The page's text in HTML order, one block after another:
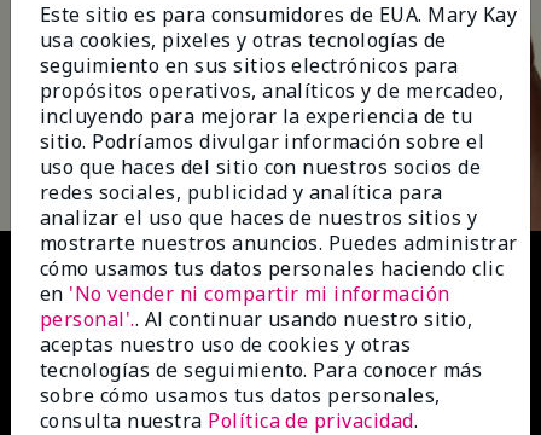
Play
Video
Este sitio es para consumidores de EUA. Mary Kay
usa cookies, pixeles y otras tecnologías de
seguimiento en sus sitios electrónicos para
propósitos operativos, analíticos y de mercadeo,
incluyendo para mejorar la experiencia de tu
sitio. Podríamos divulgar información sobre el
uso que haces del sitio con nuestros socios de
redes sociales, publicidad y analítica para
analizar el uso que haces de nuestros sitios y
mostrarte nuestros anuncios. Puedes administrar
cómo usamos tus datos personales haciendo clic
en 'No vender ni compartir mi información
personal'.. Al continuar usando nuestro sitio,
aceptas nuestro uso de cookies y otras
tecnologías de seguimiento. Para conocer más
sobre cómo usamos tus datos personales,
consulta nuestra Política de privacidad.